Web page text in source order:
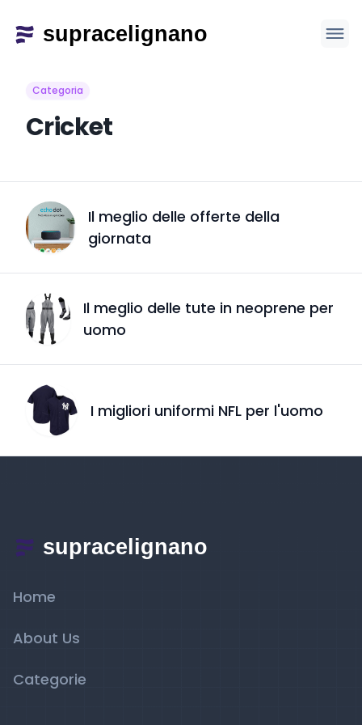
Categoria
Cricket
Il meglio delle offerte della
giornata
Il meglio delle tute in neoprene per
uomo
I migliori uniformi NFL per l'uomo
Home
About Us
Categorie